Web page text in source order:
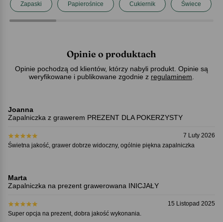
Zapaski Papierośnice Cukiernik Świece
Opinie o produktach
Opinie pochodzą od klientów, którzy nabyli produkt. Opinie są
weryfikowane i publikowane zgodnie z regulaminem
Zapalniczka z grawerem PREZENT DLA POKERZYSTY
Joanna
7 Luty 2026
Świetna jakość, grawer dobrze widoczny, ogólnie piękna zapalniczka
Zapalniczka na prezent grawerowana INICJAŁY
Marta
15 Listopad 2025
Super opcja na prezent, dobra jakość wykonania.